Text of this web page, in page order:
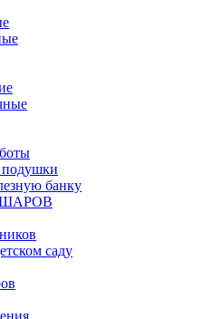
подушки
банку
саду